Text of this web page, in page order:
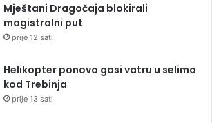
Mještani Dragočaja blokirali
magistralni put
prije 12 sati
Helikopter ponovo gasi vatru u selima
kod Trebinja
prije 13 sati